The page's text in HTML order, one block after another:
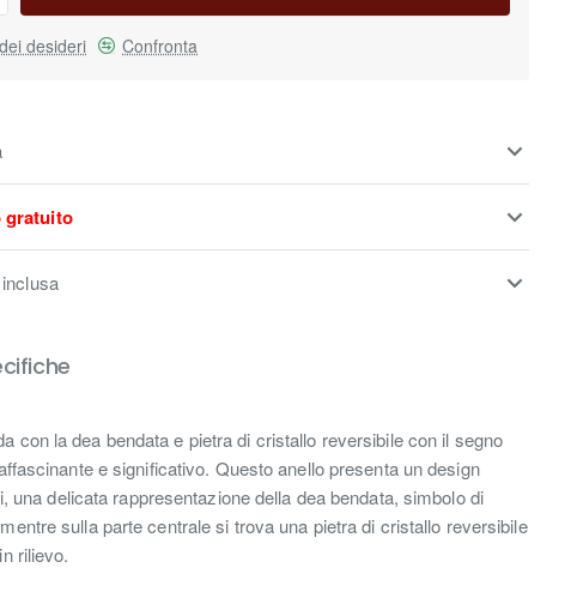
desideri Confronta
gratuito
con la dea bendata e pietra di cristallo reversibile con il segno
e significativo. Questo anello presenta un design
una delicata rappresentazione della dea bendata, simbolo di
sulla parte centrale si trova una pietra di cristallo reversibile
rilievo.